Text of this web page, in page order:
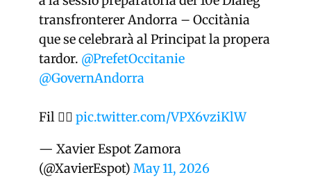
transfronterer Andorra – Occitània
que se celebrarà al Principat la propera
tardor. @PrefetOccitanie
@GovernAndorra
Fil 👇🏻 pic.twitter.com/VPX6vziKlW
— Xavier Espot Zamora
(@XavierEspot) May 11, 2026